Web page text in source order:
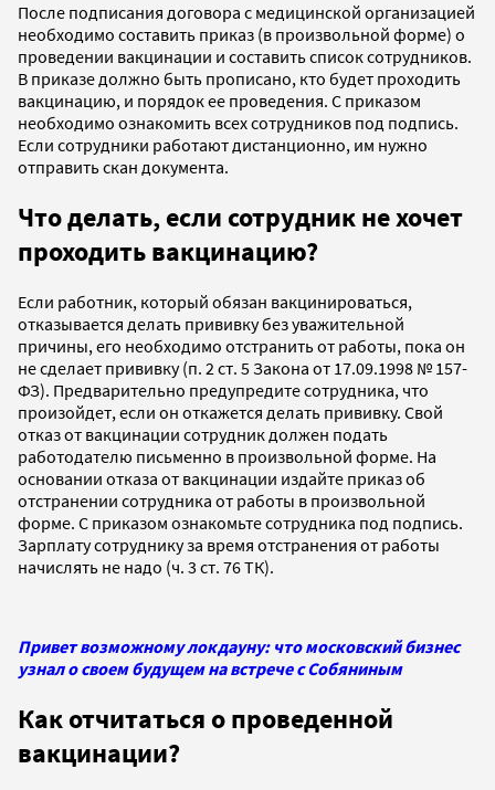
После подписания договора с медицинской организацией
необходимо составить приказ (в произвольной форме) о
проведении вакцинации и составить список сотрудников.
В приказе должно быть прописано, кто будет проходить
вакцинацию, и порядок ее проведения. С приказом
необходимо ознакомить всех сотрудников под подпись.
Если сотрудники работают дистанционно, им нужно
отправить скан документа.
Что делать, если сотрудник не хочет
проходить вакцинацию?
Если работник, который обязан вакцинироваться,
отказывается делать прививку без уважительной
причины, его необходимо отстранить от работы, пока он
не сделает прививку (п. 2 ст. 5 Закона от 17.09.1998 № 157-
ФЗ). Предварительно предупредите сотрудника, что
произойдет, если он откажется делать прививку. Свой
отказ от вакцинации сотрудник должен подать
работодателю письменно в произвольной форме. На
основании отказа от вакцинации издайте приказ об
отстранении сотрудника от работы в произвольной
форме. С приказом ознакомьте сотрудника под подпись.
Зарплату сотруднику за время отстранения от работы
начислять не надо (ч. 3 ст. 76 ТК).
Привет возможному локдауну: что московский бизнес
узнал о своем будущем на встрече с Собяниным
Как отчитаться о проведенной
вакцинации?